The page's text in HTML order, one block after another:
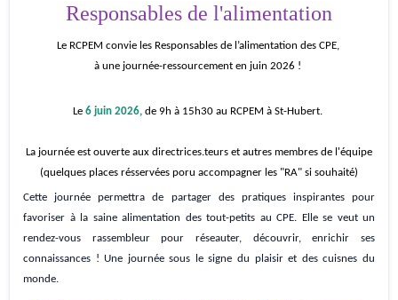
Responsables de l'alimentation
Le RCPEM convie les Responsables de l’alimentation des CPE,
à une journée-ressourcement en juin 2026 !
Le 6 juin 2026, de 9h à 15h30 au RCPEM à St-Hubert.
La journée est ouverte aux directrices.teurs et autres membres de l'équipe
(quelques places résservées poru accompagner les "RA" si souhaité)
Cette journée permettra de partager des pratiques inspirantes pour
favoriser à la saine alimentation des tout-petits au CPE. Elle se veut un
rendez-vous rassembleur pour réseauter, découvrir, enrichir ses
connaissances ! Une journée sous le signe du plaisir et des cuisnes du
monde.